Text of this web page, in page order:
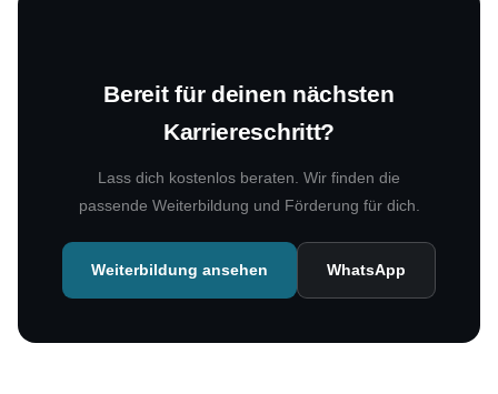
Bereit für deinen nächsten
Karriereschritt?
Lass dich kostenlos beraten. Wir finden die
passende Weiterbildung und Förderung für dich.
Weiterbildung ansehen WhatsApp